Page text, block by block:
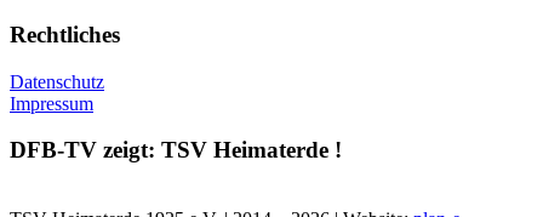
Rechtliches
Datenschutz
Impressum
DFB-TV zeigt: TSV Heimaterde !